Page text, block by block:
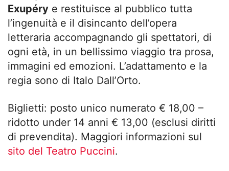
Exupéry e restituisce al pubblico tutta
l’ingenuità e il disincanto dell’opera
letteraria accompagnando gli spettatori, di
ogni età, in un bellissimo viaggio tra prosa,
immagini ed emozioni. L’adattamento e la
regia sono di Italo Dall’Orto.
Biglietti: posto unico numerato € 18,00 –
ridotto under 14 anni € 13,00 (esclusi diritti
di prevendita). Maggiori informazioni sul
sito del Teatro Puccini.